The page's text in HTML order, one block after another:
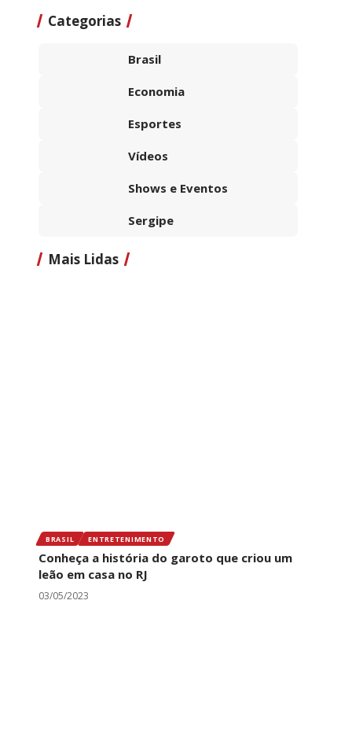
Categorias
Brasil
Economia
Esportes
Vídeos
Shows e Eventos
Sergipe
Mais Lidas
BRASIL ENTRETENIMENTO
Conheça a história do garoto que criou um
leão em casa no RJ
03/05/2023